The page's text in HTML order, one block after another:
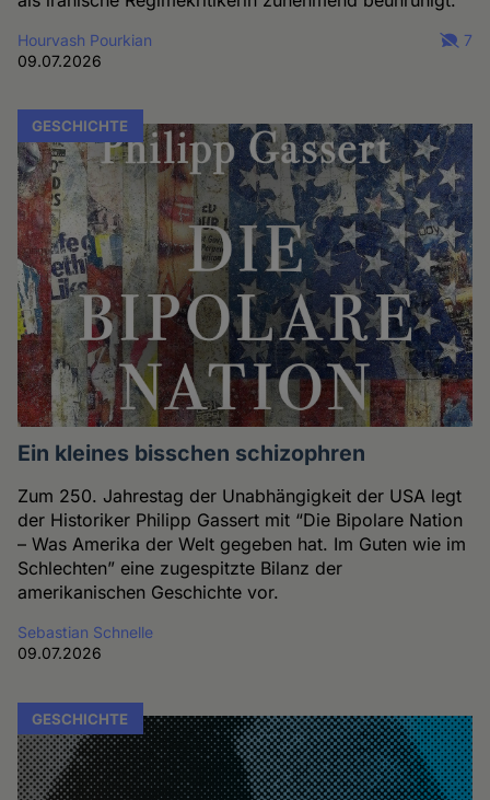
Hourvash Pourkian
09.07.2026
7
GESCHICHTE
Ein kleines bisschen schizophren
Zum 250. Jahrestag der Unabhängigkeit der USA legt
der Historiker Philipp Gassert mit “Die Bipolare Nation
– Was Amerika der Welt gegeben hat. Im Guten wie im
Schlechten” eine zugespitzte Bilanz der
amerikanischen Geschichte vor.
Sebastian Schnelle
09.07.2026
GESCHICHTE